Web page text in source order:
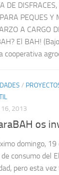
DE
PEQUES Y
A CARGO
El BAH!
cooperativa
/
16, 2013
os
domingo,
de consumo del
pero esta vez